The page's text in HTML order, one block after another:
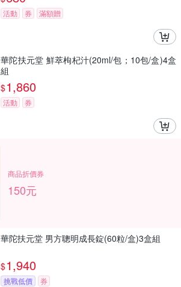
活動 券 滿額贈
華陀扶元堂 鮮萃枸杞汁(20ml/包；10包/盒)4盒
組
$1,860
活動 券
商品折價券
150元
華陀扶元堂 男方聰明成長錠(60粒/盒)3盒組
$1,940
挑戰低價 券